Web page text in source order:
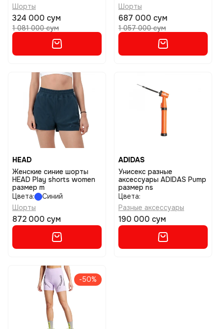
Шорты
324 000 сум
1 081 000 сум
Шорты
687 000 сум
1 057 000 сум
HEAD
Женские синие шорты
HEAD Play shorts women
размер m
Цвета:
Синий
Шорты
872 000 сум
ADIDAS
Унисекс разные
аксессуары ADIDAS Pump
размер ns
Цвета:
Разные аксессуары
190 000 сум
-50%